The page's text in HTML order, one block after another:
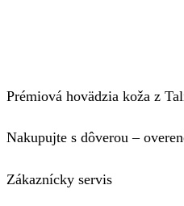
Prémiová hovädzia koža z
Nakupujte s dôverou –
Zákaznícky servis